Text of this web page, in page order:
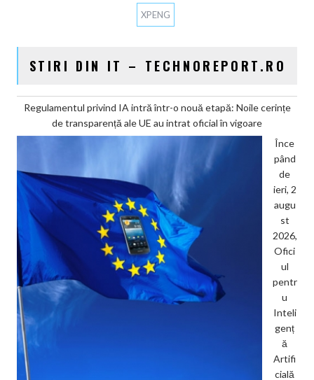
XPENG
STIRI DIN IT – TECHNOREPORT.RO
Regulamentul privind IA intră într-o nouă etapă: Noile cerințe
de transparență ale UE au intrat oficial în vigoare
Înce
pând
de
ieri, 2
augu
st
2026,
Ofici
ul
pentr
u
Inteli
genț
ă
Artifi
cială